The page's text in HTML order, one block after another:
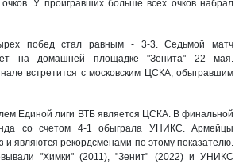
У проигравших больше всех очков набрал
побед стал равным - 3-3. Седьмой матч
на домашней площадке "Зенита" 22 мая.
встретится с московским ЦСКА, обыгравшим
Единой лиги ВТБ является ЦСКА. В финальной
со счетом 4-1 обыграла УНИКС. Армейцы
и являются рекордсменами по этому показателю.
"Химки" (2011), "Зенит" (2022) и УНИКС